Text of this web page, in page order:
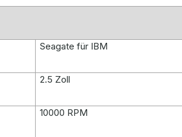
Seagate für IBM
2.5 Zoll
10000 RPM